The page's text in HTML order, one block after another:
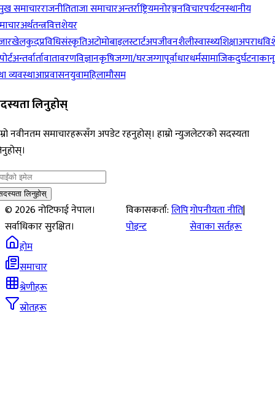
समाचारराजनीतिताजा समाचारअन्तर्राष्ट्रियमनोरञ्जनविचारपर्यटनस्थानीय
अर्थतन्त्रवित्तशेयर
खेलकुदप्रविधिसंस्कृतिअटोमोबाइलस्टार्टअपजीवनशैलीस्वास्थ्यशिक्षाअपराध
अन्तर्वार्तावातावरणविज्ञानकृषिजग्गा/घरजग्गापूर्वाधारधर्मसामाजिकदुर्घटना
व्यवस्थाआप्रवासनयुवामहिलामौसम
लिनुहोस्
नवीनतम समाचारहरूसँग अपडेट रहनुहोस्। हाम्रो न्युजलेटरको सदस्यता
लिनुहोस्
©2026नोटिफाई नेपाल।
सर्वाधिकार सुरक्षित।
विकासकर्ता:लिपि
पोइन्ट
गोपनीयता नीति|
सेवाका सर्तहरू
होम
समाचार
श्रेणीहरू
स्रोतहरू